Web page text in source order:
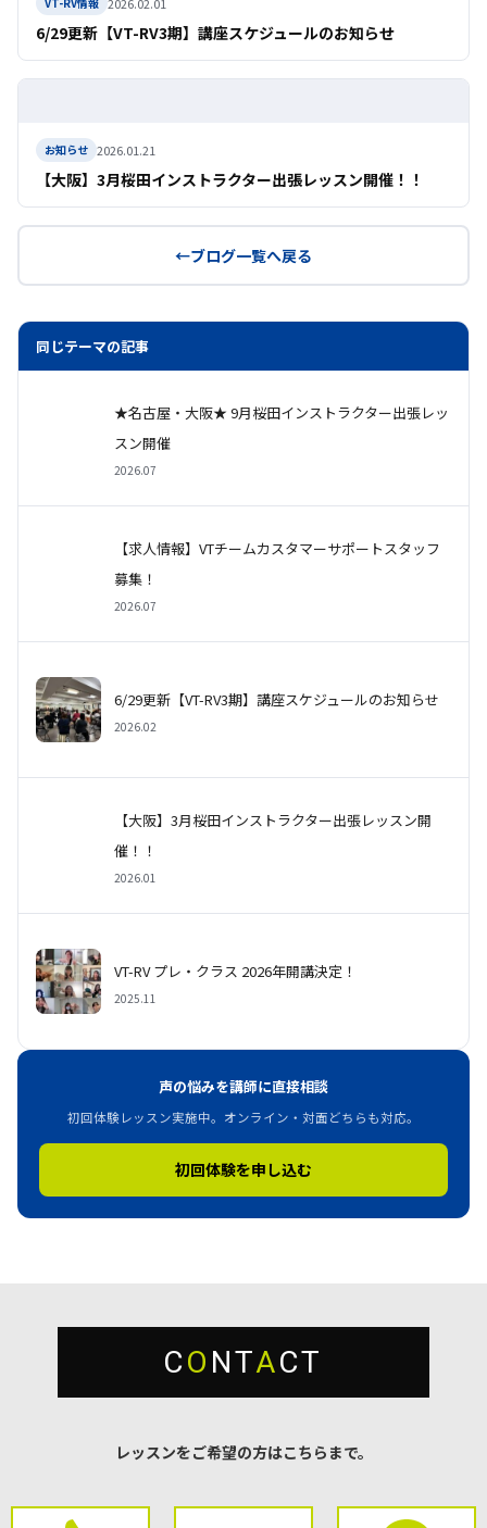
6/29更新【VT-RV3期】講座スケジュールのお知らせ
お知らせ 2026.01.21
【大阪】3月桜田インストラクター出張レッスン開催！！
ブログ一覧へ戻る
同じテーマの記事
★名古屋・大阪★ 9月桜田インストラクター出張レッ
スン開催
2026.07
【求人情報】VTチームカスタマーサポートスタッフ
募集！
2026.07
6/29更新【VT-RV3期】講座スケジュールのお知らせ
2026.02
【大阪】3月桜田インストラクター出張レッスン開
催！！
2026.01
VT-RV プレ・クラス 2026年開講決定！
2025.11
声の悩みを講師に直接相談
初回体験レッスン実施中。オンライン・対面どちらも対応。
初回体験を申し込む
CO NTACT
レッスンをご希望の方はこちらまで。